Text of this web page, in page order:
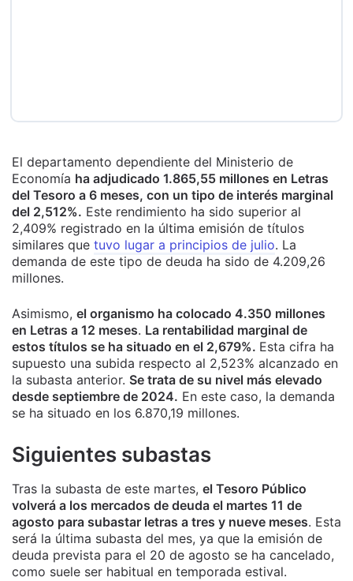
El departamento dependiente del Ministerio de
Economía ha adjudicado 1.865,55 millones en Letras
del Tesoro a 6 meses, con un tipo de interés marginal
del 2,512%. Este rendimiento ha sido superior al
2,409% registrado en la última emisión de títulos
similares que tuvo lugar a principios de julio. La
demanda de este tipo de deuda ha sido de 4.209,26
millones.
Asimismo, el organismo ha colocado 4.350 millones
en Letras a 12 meses. La rentabilidad marginal de
estos títulos se ha situado en el 2,679%. Esta cifra ha
supuesto una subida respecto al 2,523% alcanzado en
la subasta anterior. Se trata de su nivel más elevado
desde septiembre de 2024. En este caso, la demanda
se ha situado en los 6.870,19 millones.
Siguientes subastas
Tras la subasta de este martes, el Tesoro Público
volverá a los mercados de deuda el martes 11 de
agosto para subastar letras a tres y nueve meses. Esta
será la última subasta del mes, ya que la emisión de
deuda prevista para el 20 de agosto se ha cancelado,
como suele ser habitual en temporada estival.